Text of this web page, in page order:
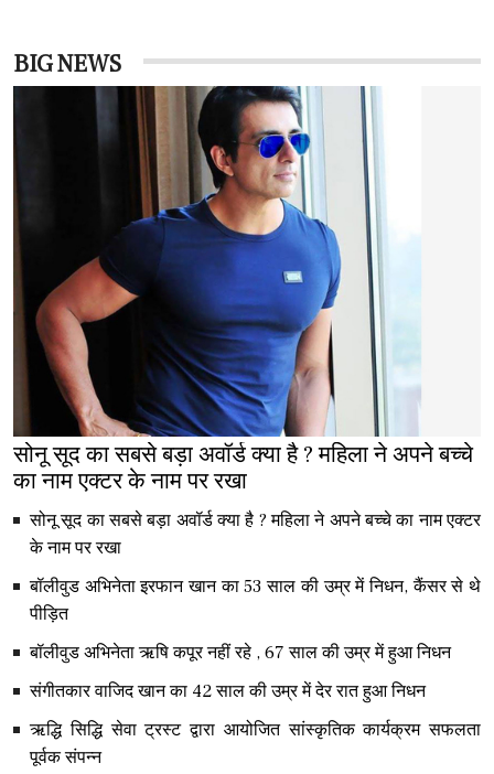
BIG NEWS
सोनू सूद का सबसे बड़ा अवॉर्ड क्या है ? महिला ने अपने बच्चे
का नाम एक्टर के नाम पर रखा
सोनू सूद का सबसे बड़ा अवॉर्ड क्या है ? महिला ने अपने बच्चे का नाम एक्टर
के नाम पर रखा
बॉलीवुड अभिनेता इरफान खान का 53 साल की उम्र में निधन, कैंसर से थे
पीड़ित
बॉलीवुड अभिनेता ऋषि कपूर नहीं रहे , 67 साल की उम्र में हुआ निधन
संगीतकार वाजिद खान का 42 साल की उम्र में देर रात हुआ निधन
ऋद्धि सिद्धि सेवा ट्रस्ट द्वारा आयोजित सांस्कृतिक कार्यक्रम सफलता
पूर्वक संपन्न